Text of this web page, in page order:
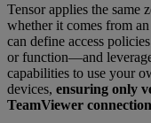
Tensor applies the same
whether it comes from
can define access
or function—and
capabilities to use your
devices, ensuring only
TeamViewer